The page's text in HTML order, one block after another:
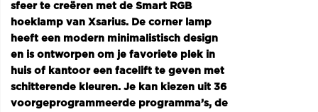
sfeer te creëren met de Smart RGB
hoeklamp van Xsarius. De corner lamp
heeft een modern minimalistisch design
en is ontworpen om je favoriete plek in
huis of kantoor een facelift te geven met
schitterende kleuren. Je kan kiezen uit 36
voorgeprogrammeerde programma’s, de